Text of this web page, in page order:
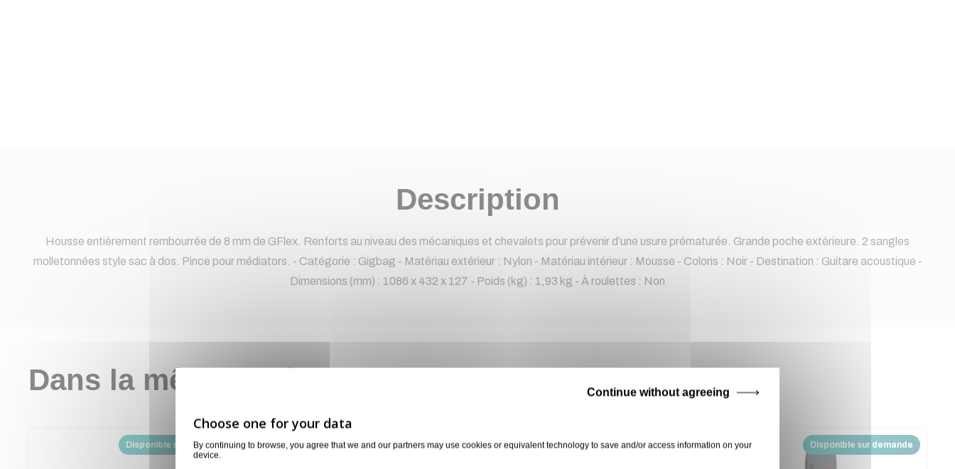
Description
Housse entièrement rembourrée de 8 mm de GFlex. Renforts au niveau des mécaniques et chevalets pour prévenir d’une usure prématurée. Grande poche extérieure. 2 sangles
molletonnées style sac à dos. Pince pour médiators. - Catégorie : Gigbag - Matériau extérieur : Nylon - Matériau intérieur : Mousse - Coloris : Noir - Destination : Guitare acoustique -
Dimensions (mm) : 1086 x 432 x 127 - Poids (kg) : 1,93 kg - À roulettes : Non
Dans la même catégorie
Disponible sur demande Disponible sur demande Disponible sur demande
By continuing to browse, you agree that we and our partners may use cookies or equivalent technology to save and/or access information on your
device.
Continue without agreeing